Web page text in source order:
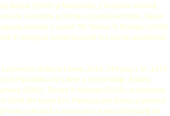
Bolyai (2003) şi Masteratul „Literatură română,
de cercetare şi formare postuniversitară „Vasile
teatrală a anilor ’50. Doctor în filologie (2009).
în exegeza contemporană (nu numai autohtonă)
Lovinescu (Editura Limes, 2010, 244 pag.). (n. 1975,
Facultatea de Litere a Universităţii „Babeş-
(2002). Doctor în filologie (2010). A colaborat
2006 din Ioana Em. Petrescu,Ion Barbu şi poetica
Pentru o lectură a romanului ca text dificil)cărţii de